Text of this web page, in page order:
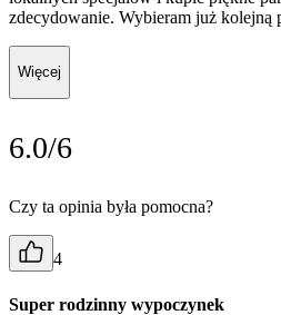
zdecydowanie. Wybieram już kolejną
Więcej
6.0/6
Czy ta opinia była pomocna?
4
Super rodzinny wypoczynek